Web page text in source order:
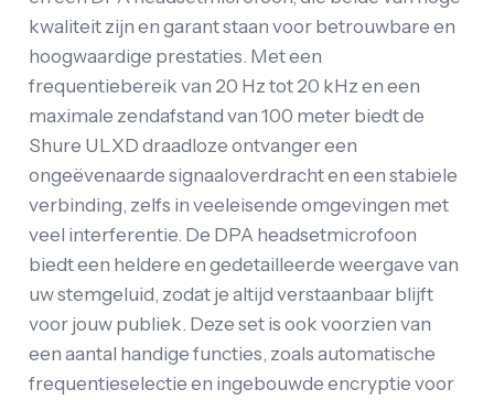
kwaliteit zijn en garant staan voor betrouwbare en
hoogwaardige prestaties. Met een
frequentiebereik van 20 Hz tot 20 kHz en een
maximale zendafstand van 100 meter biedt de
Shure ULXD draadloze ontvanger een
ongeëvenaarde signaaloverdracht en een stabiele
verbinding, zelfs in veeleisende omgevingen met
veel interferentie. De DPA headsetmicrofoon
biedt een heldere en gedetailleerde weergave van
uw stemgeluid, zodat je altijd verstaanbaar blijft
voor jouw publiek. Deze set is ook voorzien van
een aantal handige functies, zoals automatische
frequentieselectie en ingebouwde encryptie voor